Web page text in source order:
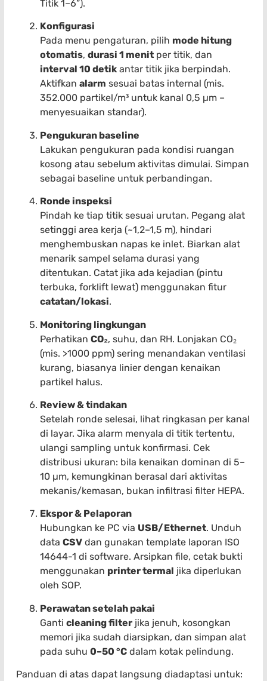
Titik 1–6”).
Konfigurasi
Pada menu pengaturan, pilih mode hitung
otomatis, durasi 1 menit per titik, dan
interval 10 detik antar titik jika berpindah.
Aktifkan alarm sesuai batas internal (mis.
352.000 partikel/m³ untuk kanal 0,5 µm –
menyesuaikan standar).
Pengukuran baseline
Lakukan pengukuran pada kondisi ruangan
kosong atau sebelum aktivitas dimulai. Simpan
sebagai baseline untuk perbandingan.
Ronde inspeksi
Pindah ke tiap titik sesuai urutan. Pegang alat
setinggi area kerja (~1,2–1,5 m), hindari
menghembuskan napas ke inlet. Biarkan alat
menarik sampel selama durasi yang
ditentukan. Catat jika ada kejadian (pintu
terbuka, forklift lewat) menggunakan fitur
catatan/lokasi.
Monitoring lingkungan
Perhatikan CO₂, suhu, dan RH. Lonjakan CO₂
(mis. >1000 ppm) sering menandakan ventilasi
kurang, biasanya linier dengan kenaikan
partikel halus.
Review & tindakan
Setelah ronde selesai, lihat ringkasan per kanal
di layar. Jika alarm menyala di titik tertentu,
ulangi sampling untuk konfirmasi. Cek
distribusi ukuran: bila kenaikan dominan di 5–
10 µm, kemungkinan berasal dari aktivitas
mekanis/kemasan, bukan infiltrasi filter HEPA.
Ekspor & Pelaporan
Hubungkan ke PC via USB/Ethernet. Unduh
data CSV dan gunakan template laporan ISO
14644-1 di software. Arsipkan file, cetak bukti
menggunakan printer termal jika diperlukan
oleh SOP.
Perawatan setelah pakai
Ganti cleaning filter jika jenuh, kosongkan
memori jika sudah diarsipkan, dan simpan alat
pada suhu 0–50 °C dalam kotak pelindung.
Panduan di atas dapat langsung diadaptasi untuk: